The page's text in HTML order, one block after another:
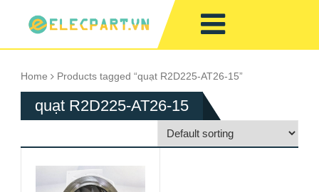
Home Products tagged “quạt R2D225-AT26-15”
quạt R2D225-AT26-15